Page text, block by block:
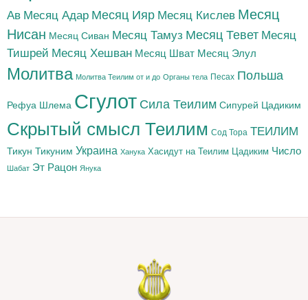
Ав Месяц Адар Месяц Ияр Месяц Кислев Месяц
Нисан Месяц Сиван Месяц Тамуз Месяц Тевет Месяц
Тишрей Месяц Хешван Месяц Шват Месяц Элул
Молитва Молитва Теилим от и до Органы тела Песах Польша
Рефуа Шлема Сгулот Сила Теилим Сипурей Цадиким
Скрытый смысл Теилим Сод Тора ТЕИЛИМ
Тикун Тикуним Украина Ханука Хасидут на Теилим Цадиким Число
Шабат Эт Рацон Янука